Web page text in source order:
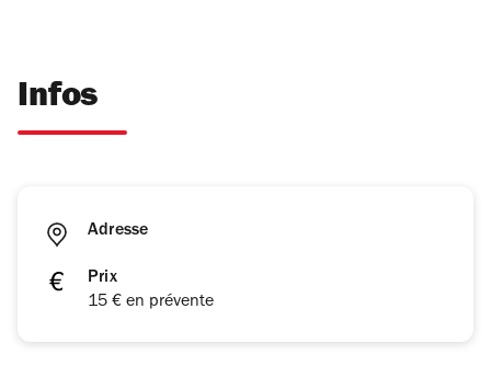
Infos
Adresse
Prix
15 € en prévente